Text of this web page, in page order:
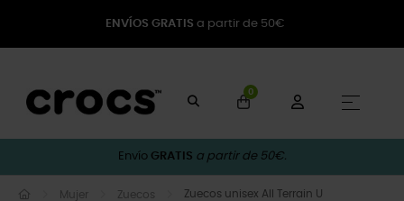
ENVÍOS GRATIS a partir de 50€
0
☰
Envío GRATIS a partir de 50€.
Mujer Zuecos Zuecos unisex All Terrain U